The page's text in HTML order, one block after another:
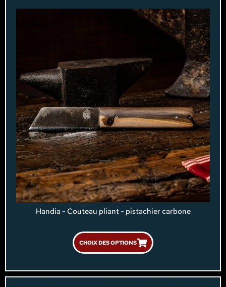
Handia - Couteau pliant - pistachier carbone
CHOIX DES OPTIONS